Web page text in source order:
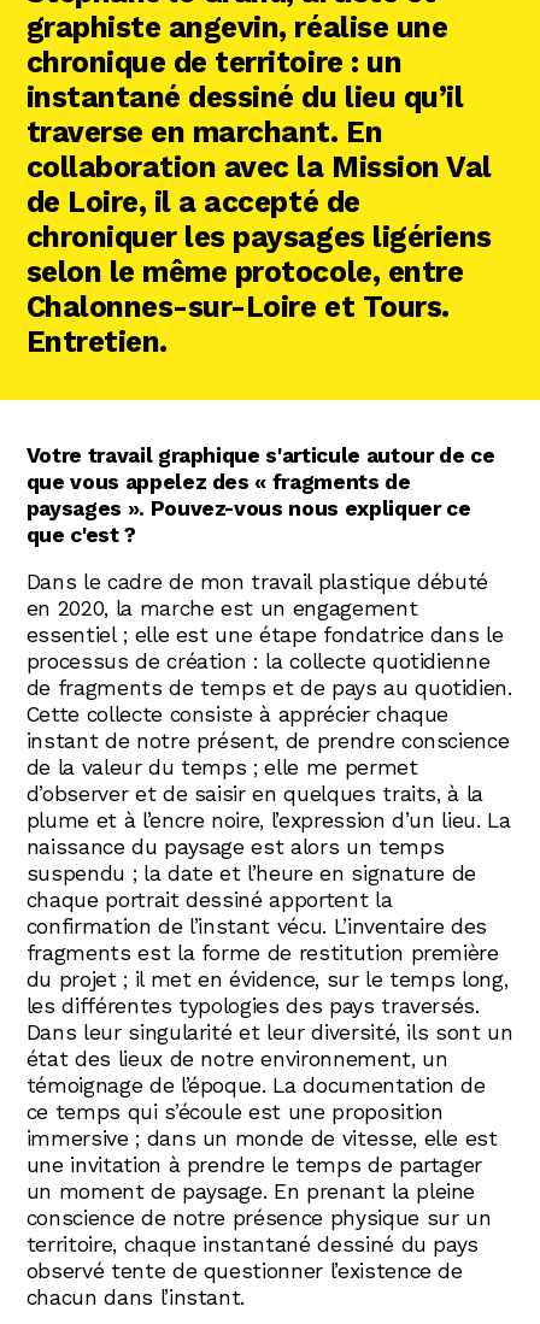
graphiste angevin, réalise une
chronique de territoire : un
instantané dessiné du lieu qu’il
traverse en marchant. En
collaboration avec la Mission Val
de Loire, il a accepté de
chroniquer les paysages ligériens
selon le même protocole, entre
Chalonnes-sur-Loire et Tours.
Entretien.
Votre travail graphique s'articule autour de ce
que vous appelez des « fragments de
paysages ». Pouvez-vous nous expliquer ce
que c'est ?
Dans le cadre de mon travail plastique débuté
en 2020, la marche est un engagement
essentiel ; elle est une étape fondatrice dans le
processus de création : la collecte quotidienne
de fragments de temps et de pays au quotidien.
Cette collecte consiste à apprécier chaque
instant de notre présent, de prendre conscience
de la valeur du temps ; elle me permet
d’observer et de saisir en quelques traits, à la
plume et à l’encre noire, l’expression d’un lieu. La
naissance du paysage est alors un temps
suspendu ; la date et l’heure en signature de
chaque portrait dessiné apportent la
confirmation de l’instant vécu. L’inventaire des
fragments est la forme de restitution première
du projet ; il met en évidence, sur le temps long,
les différentes typologies des pays traversés.
Dans leur singularité et leur diversité, ils sont un
état des lieux de notre environnement, un
témoignage de l’époque. La documentation de
ce temps qui s’écoule est une proposition
immersive ; dans un monde de vitesse, elle est
une invitation à prendre le temps de partager
un moment de paysage. En prenant la pleine
conscience de notre présence physique sur un
territoire, chaque instantané dessiné du pays
observé tente de questionner l’existence de
chacun dans l’instant.